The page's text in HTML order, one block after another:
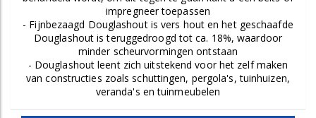
impregneer toepassen
- Fijnbezaagd Douglashout is vers hout en het geschaafde
Douglashout is teruggedroogd tot ca. 18%, waardoor
minder scheurvormingen ontstaan
- Douglashout leent zich uitstekend voor het zelf maken
van constructies zoals schuttingen, pergola's, tuinhuizen,
veranda's en tuinmeubelen